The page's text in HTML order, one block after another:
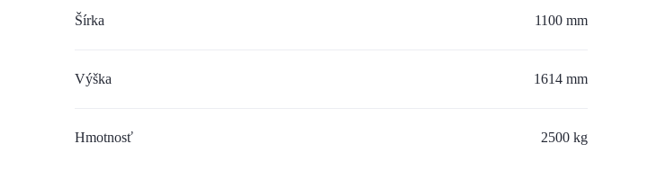
Šírka 1100 mm
Výška 1614 mm
Hmotnosť 2500 kg